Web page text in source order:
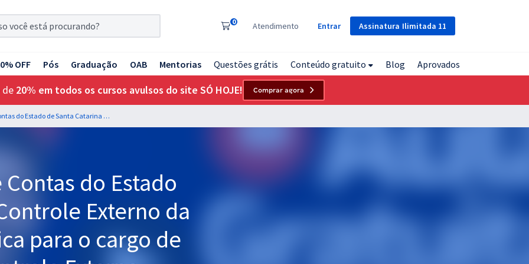
Assinatura Ilimitada 11
0 Atendimento Entrar
OFF Pós Graduação OAB Mentorias Questões grátis Conteúdo gratuito Blog Aprovados
de 20% em todos os cursos avulsos do site SÓ HOJE! Comprar agora
TCE SC - Tribunal de Contas do Estado de Santa Catarina - Controle Externo da Administração Pública para o cargo de Auditor Fiscal de Controle Externo - Ciências Contábeis - Professores Ellen Verri e Marcelo Aragão
Contas do Estado
Externo da
para o cargo de